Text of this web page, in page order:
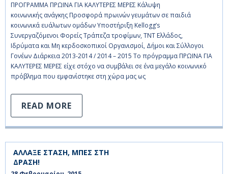
ΠΡΟΓΡΑΜΜΑ ΠΡΩΙΝΑ ΓΙΑ ΚΑΛΥΤΕΡΕΣ ΜΕΡΕΣ Κάλυψη
κοινωνικής ανάγκης Προσφορά πρωινών γευμάτων σε παιδιά
κοινωνικά ευάλωτων ομάδων Υποστήριξη Kellogg’s
Συνεργαζόμενοι Φορείς Τράπεζα τροφίμων, ΤΝΤ Ελλάδος,
Ιδρύματα και Μη κερδοσκοπικοί Οργανισμοί, Δήμοι και Σύλλογοι
Γονέων Διάρκεια 2013-2014 / 2014 – 2015 Το πρόγραμμα ΠΡΩΙΝΑ ΓΙΑ
ΚΑΛΥΤΕΡΕΣ ΜΕΡΕΣ είχε στόχο να συμβάλει σε ένα μεγάλο κοινωνικό
πρόβλημα που εμφανίστηκε στη χώρα μας ως
READ MORE
ΑΛΛΑΞΕ ΣΤΑΣΗ, ΜΠΕΣ ΣΤΗ
ΔΡΑΣΗ!